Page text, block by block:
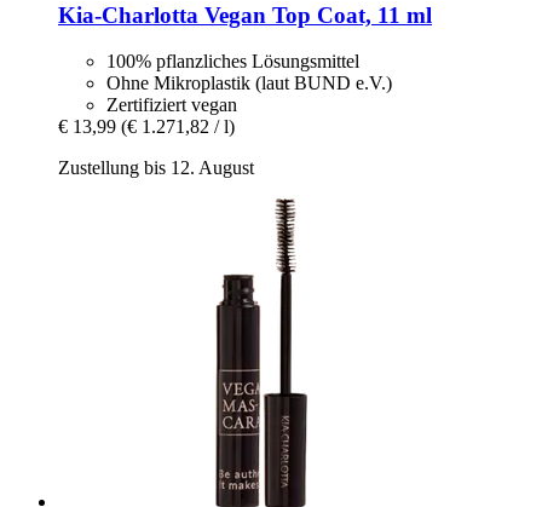
Kia-Charlotta Vegan Top Coat, 11 ml
100% pflanzliches Lösungsmittel
Ohne Mikroplastik (laut BUND e.V.)
Zertifiziert vegan
€ 13,99 (€ 1.271,82 / l)
Zustellung bis 12. August